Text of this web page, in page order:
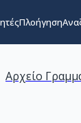
Πλοήγηση
Αρχείο